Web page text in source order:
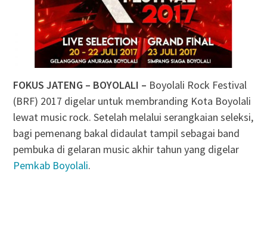
FOKUS JATENG – BOYOLALI – Boyolali Rock Festival
(BRF) 2017 digelar untuk membranding Kota Boyolali
lewat music rock. Setelah melalui serangkaian seleksi,
bagi pemenang bakal didaulat tampil sebagai band
pembuka di gelaran music akhir tahun yang digelar
Pemkab Boyolali.